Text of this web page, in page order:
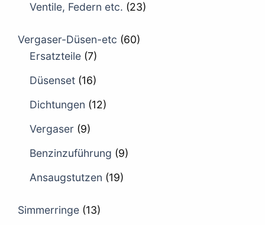
Ventile, Federn etc. (23)
Vergaser-Düsen-etc (60)
Ersatzteile (7)
Düsenset (16)
Dichtungen (12)
Vergaser (9)
Benzinzuführung (9)
Ansaugstutzen (19)
Simmerringe (13)